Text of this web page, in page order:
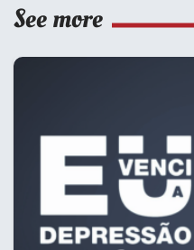
See more